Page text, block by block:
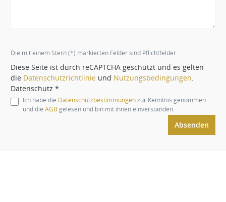
Die mit einem Stern (*) markierten Felder sind Pflichtfelder.
Diese Seite ist durch reCAPTCHA geschützt und es gelten
die Datenschutzrichtlinie und Nutzungsbedingungen
Datenschutz *
Ich habe die Datenschutzbestimmungenzur Kenntnis genommen
und die AGB gelesen und bin mit ihnen einverstanden.
Absenden